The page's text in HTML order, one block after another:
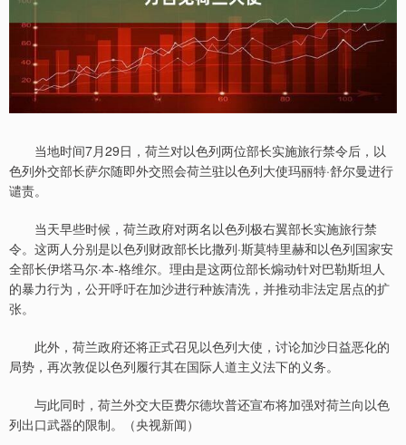
当地时间7月29日，荷兰对以色列两位部长实施旅行禁令后，以
色列外交部长萨尔随即外交照会荷兰驻以色列大使玛丽特·舒尔曼进行
谴责。
当天早些时候，荷兰政府对两名以色列极右翼部长实施旅行禁
令。这两人分别是以色列财政部长比撒列·斯莫特里赫和以色列国家安
全部长伊塔马尔·本-格维尔。理由是这两位部长煽动针对巴勒斯坦人
的暴力行为，公开呼吁在加沙进行种族清洗，并推动非法定居点的扩
张。
此外，荷兰政府还将正式召见以色列大使，讨论加沙日益恶化的
局势，再次敦促以色列履行其在国际人道主义法下的义务。
与此同时，荷兰外交大臣费尔德坎普还宣布将加强对荷兰向以色
列出口武器的限制。（央视新闻）